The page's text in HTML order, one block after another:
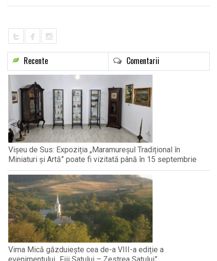
Recente Comentarii
Vișeu de Sus: Expoziția „Maramureșul Tradițional în
Miniaturi și Artă” poate fi vizitată până în 15 septembrie
Vima Mică găzduiește cea de-a VIII-a ediție a